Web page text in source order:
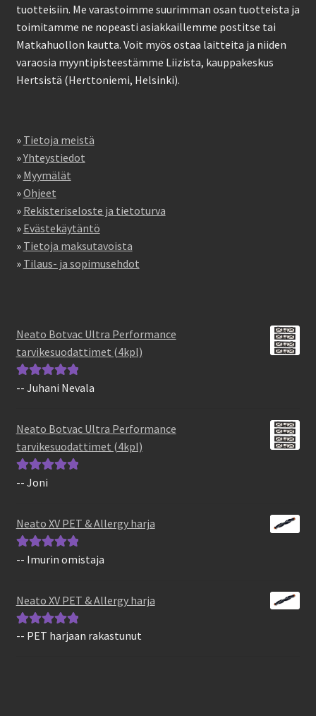
tuotteisiin. Me varastoimme suurimman osan tuotteista ja
toimitamme ne nopeasti asiakkaillemme postitse tai
Matkahuollon kautta. Voit myös ostaa laitteita ja niiden
varaosia myyntipisteestämme Liizista, kauppakeskus
Hertsistä (Herttoniemi, Helsinki).
» Tietoja meistä
»Yhteystiedot
» Myymälät
»Ohjeet
» Rekisteriseloste ja tietoturva
» Evästekäytäntö
» Tietoja maksutavoista
» Tilaus- ja sopimusehdot
Neato Botvac Ultra Performance
tarvikesuodattimet (4kpl)
Arvostelu
-- Juhani Nevala
Neato Botvac Ultra Performance
tarvikesuodattimet (4kpl)
Arvostelu
-- Joni
Neato XV PET & Allergy harja
Arvostelu
-- Imurin omistaja
Neato XV PET & Allergy harja
Arvostelu
-- PET harjaan rakastunut